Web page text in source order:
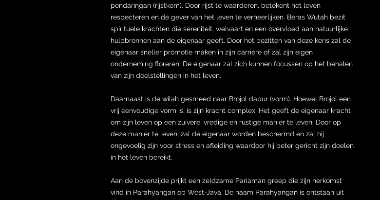
pendaringan (rijstkom). Door rijst te waarderen, betekent het leven
respecteren en de gever van het leven te verheerlijken. Beras Wutah bezit
spirituele krachten die sereniteit, welvaart en een overvloed aan natuurlijke
hulpbronnen aan de eigenaar geeft. Door het bezitten van deze keris zal de
eigenaar sneller promotie maken in zijn carrière of zal zijn eigen
onderneming floreren. De eigenaar zal zich kunnen focussen op het behalen
van zijn doelstellingen in het leven.
Daarnaast is de wilah gesmeed naar Brojol dapur (vorm). Hoewel Brojol een
vrij eenvoudige vorm is, is zijn kracht complex. Het geeft de eigenaar kracht
om zijn leven op een zuivere, vredige en rustige manier te leven. Door op
deze manier te leven, zal de eigenaar worden beschermd en zal hij
ongevoelig zijn voor stress en afleiding waardoor hij beter gericht zijn doelen
in het leven bereikt.
Aan de bovenzijde prijkt een zeldzame Pariaman greep die zijn herkomst
vind in Parahyangan op West-Java. De naam Parahyangan is ontstaan uit